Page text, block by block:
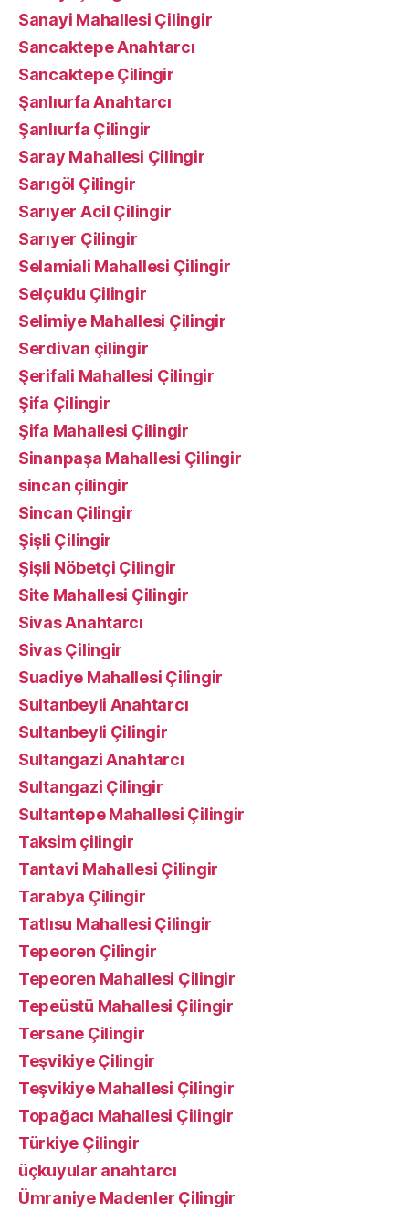
Sanayi Mahallesi Çilingir
Sancaktepe Anahtarcı
Sancaktepe Çilingir
Şanlıurfa Anahtarcı
Şanlıurfa Çilingir
Saray Mahallesi Çilingir
Sarıgöl Çilingir
Sarıyer Acil Çilingir
Sarıyer Çilingir
Selamiali Mahallesi Çilingir
Selçuklu Çilingir
Selimiye Mahallesi Çilingir
Serdivan çilingir
Şerifali Mahallesi Çilingir
Şifa Çilingir
Şifa Mahallesi Çilingir
Sinanpaşa Mahallesi Çilingir
sincan çilingir
Sincan Çilingir
Şişli Çilingir
Şişli Nöbetçi Çilingir
Site Mahallesi Çilingir
Sivas Anahtarcı
Sivas Çilingir
Suadiye Mahallesi Çilingir
Sultanbeyli Anahtarcı
Sultanbeyli Çilingir
Sultangazi Anahtarcı
Sultangazi Çilingir
Sultantepe Mahallesi Çilingir
Taksim çilingir
Tantavi Mahallesi Çilingir
Tarabya Çilingir
Tatlısu Mahallesi Çilingir
Tepeoren Çilingir
Tepeoren Mahallesi Çilingir
Tepeüstü Mahallesi Çilingir
Tersane Çilingir
Teşvikiye Çilingir
Teşvikiye Mahallesi Çilingir
Topağacı Mahallesi Çilingir
Türkiye Çilingir
üçkuyular anahtarcı
Ümraniye Madenler Çilingir